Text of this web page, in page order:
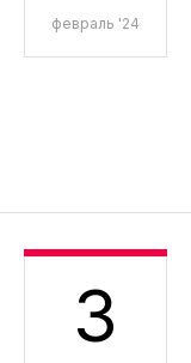
февраль '24
3